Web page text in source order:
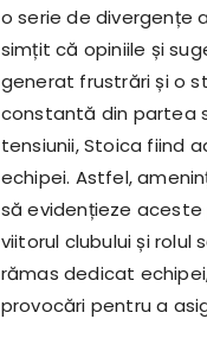
o serie de divergențe
simțit că opiniile și
generat frustrări și o
constantă din partea
tensiunii, Stoica fiind
echipei. Astfel,
să evidențieze
viitorul clubului și rolul
rămas dedicat
provocări pentru a